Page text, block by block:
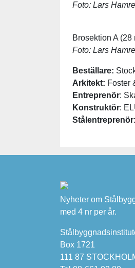
Foto: Lars
Brosektion A
Foto: Lars
Beställare:
Arkitekt: Foster
Entreprenör:
Konstruktör:
Stålentreprenör
Nyheter om
med 4 nr per år.
Box 1721
111 87